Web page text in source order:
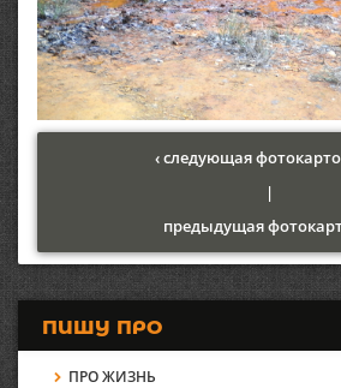
‹ следующая
|
предыдущая
ПИШУ ПРО
ПРО ЖИЗНЬ